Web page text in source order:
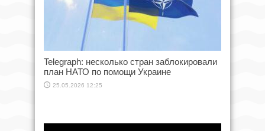
Telegraph: несколько стран заблокировали
план НАТО по помощи Украине
25.05.2026 12:25